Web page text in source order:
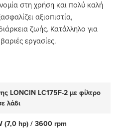
στη χρήση και πολύ καλή
αξιοπιστία,
ζωής. Κατάλληλο για
εργασίες.
LONCIN LC175F-2 με φίλτρο
λάδι
(7,0 hp) / 3600 rpm